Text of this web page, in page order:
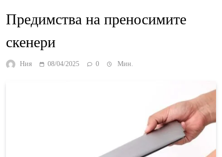
Предимства на преносимите
скенери
Ния 08/04/2025 0 Мин.